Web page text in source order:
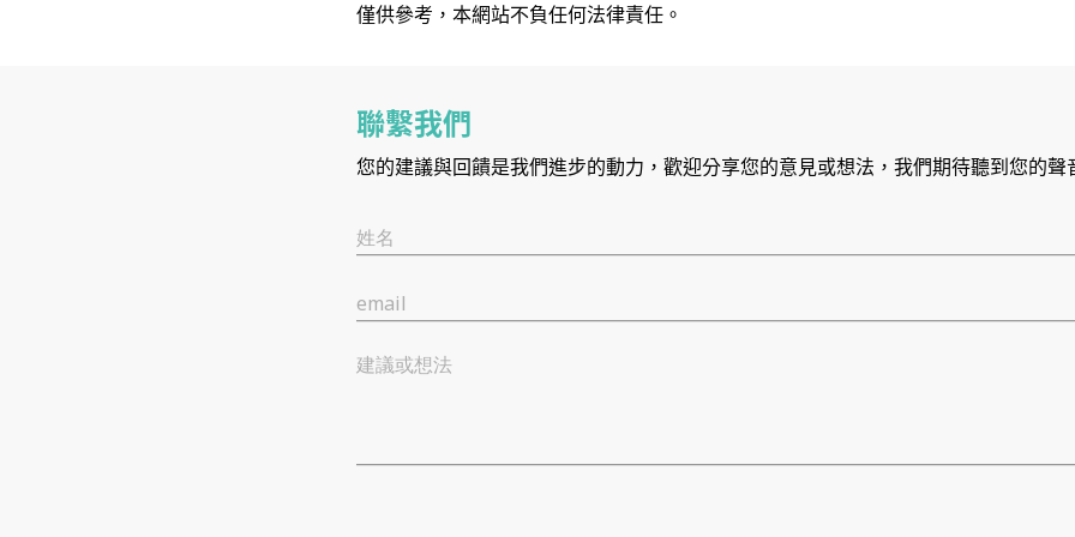
僅供參考，本網站不負任何法律責任。
聯繫我們
您的建議與回饋是我們進步的動力，歡迎分享您的意見或想法，我們期待聽到您的聲
姓名
email
建議或想法